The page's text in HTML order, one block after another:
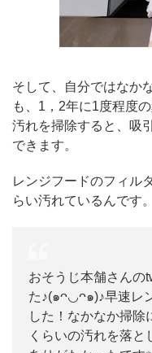
そして、自分ではなか
も、1，2年に1度程度
汚れを掃除すると、吸
できます。
レンジフードのフィル
らい汚れているんです。
おそうじ本舗さんの
た♪(๑ᴖ◡ᴖ๑)♪早速レ
した！なかなか掃除
くらいの汚れを落